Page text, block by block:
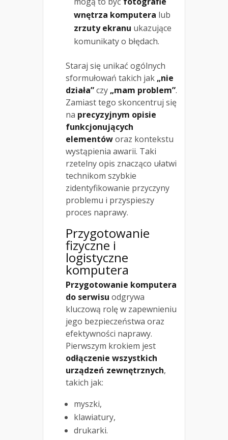
wnętrza komputera lub
zrzuty ekranu ukazujące
komunikaty o błędach.
Staraj się unikać ogólnych
sformułowań takich jak „nie
działa”czy „mam problem”.
Zamiast tego skoncentruj się
na precyzyjnym opisie
funkcjonujących
elementóworaz kontekstu
wystąpienia awarii. Taki
rzetelny opis znacząco ułatwi
technikom szybkie
zidentyfikowanie przyczyny
problemu i przyspieszy
proces naprawy.
Przygotowanie
fizyczne i
logistyczne
komputera
Przygotowanie komputera
do serwisu odgrywa
kluczową rolę w zapewnieniu
jego bezpieczeństwa oraz
efektywności naprawy.
Pierwszym krokiem jest
odłączenie wszystkich
urządzeń zewnętrznych,
takich jak:
myszki,
klawiatury,
drukarki.